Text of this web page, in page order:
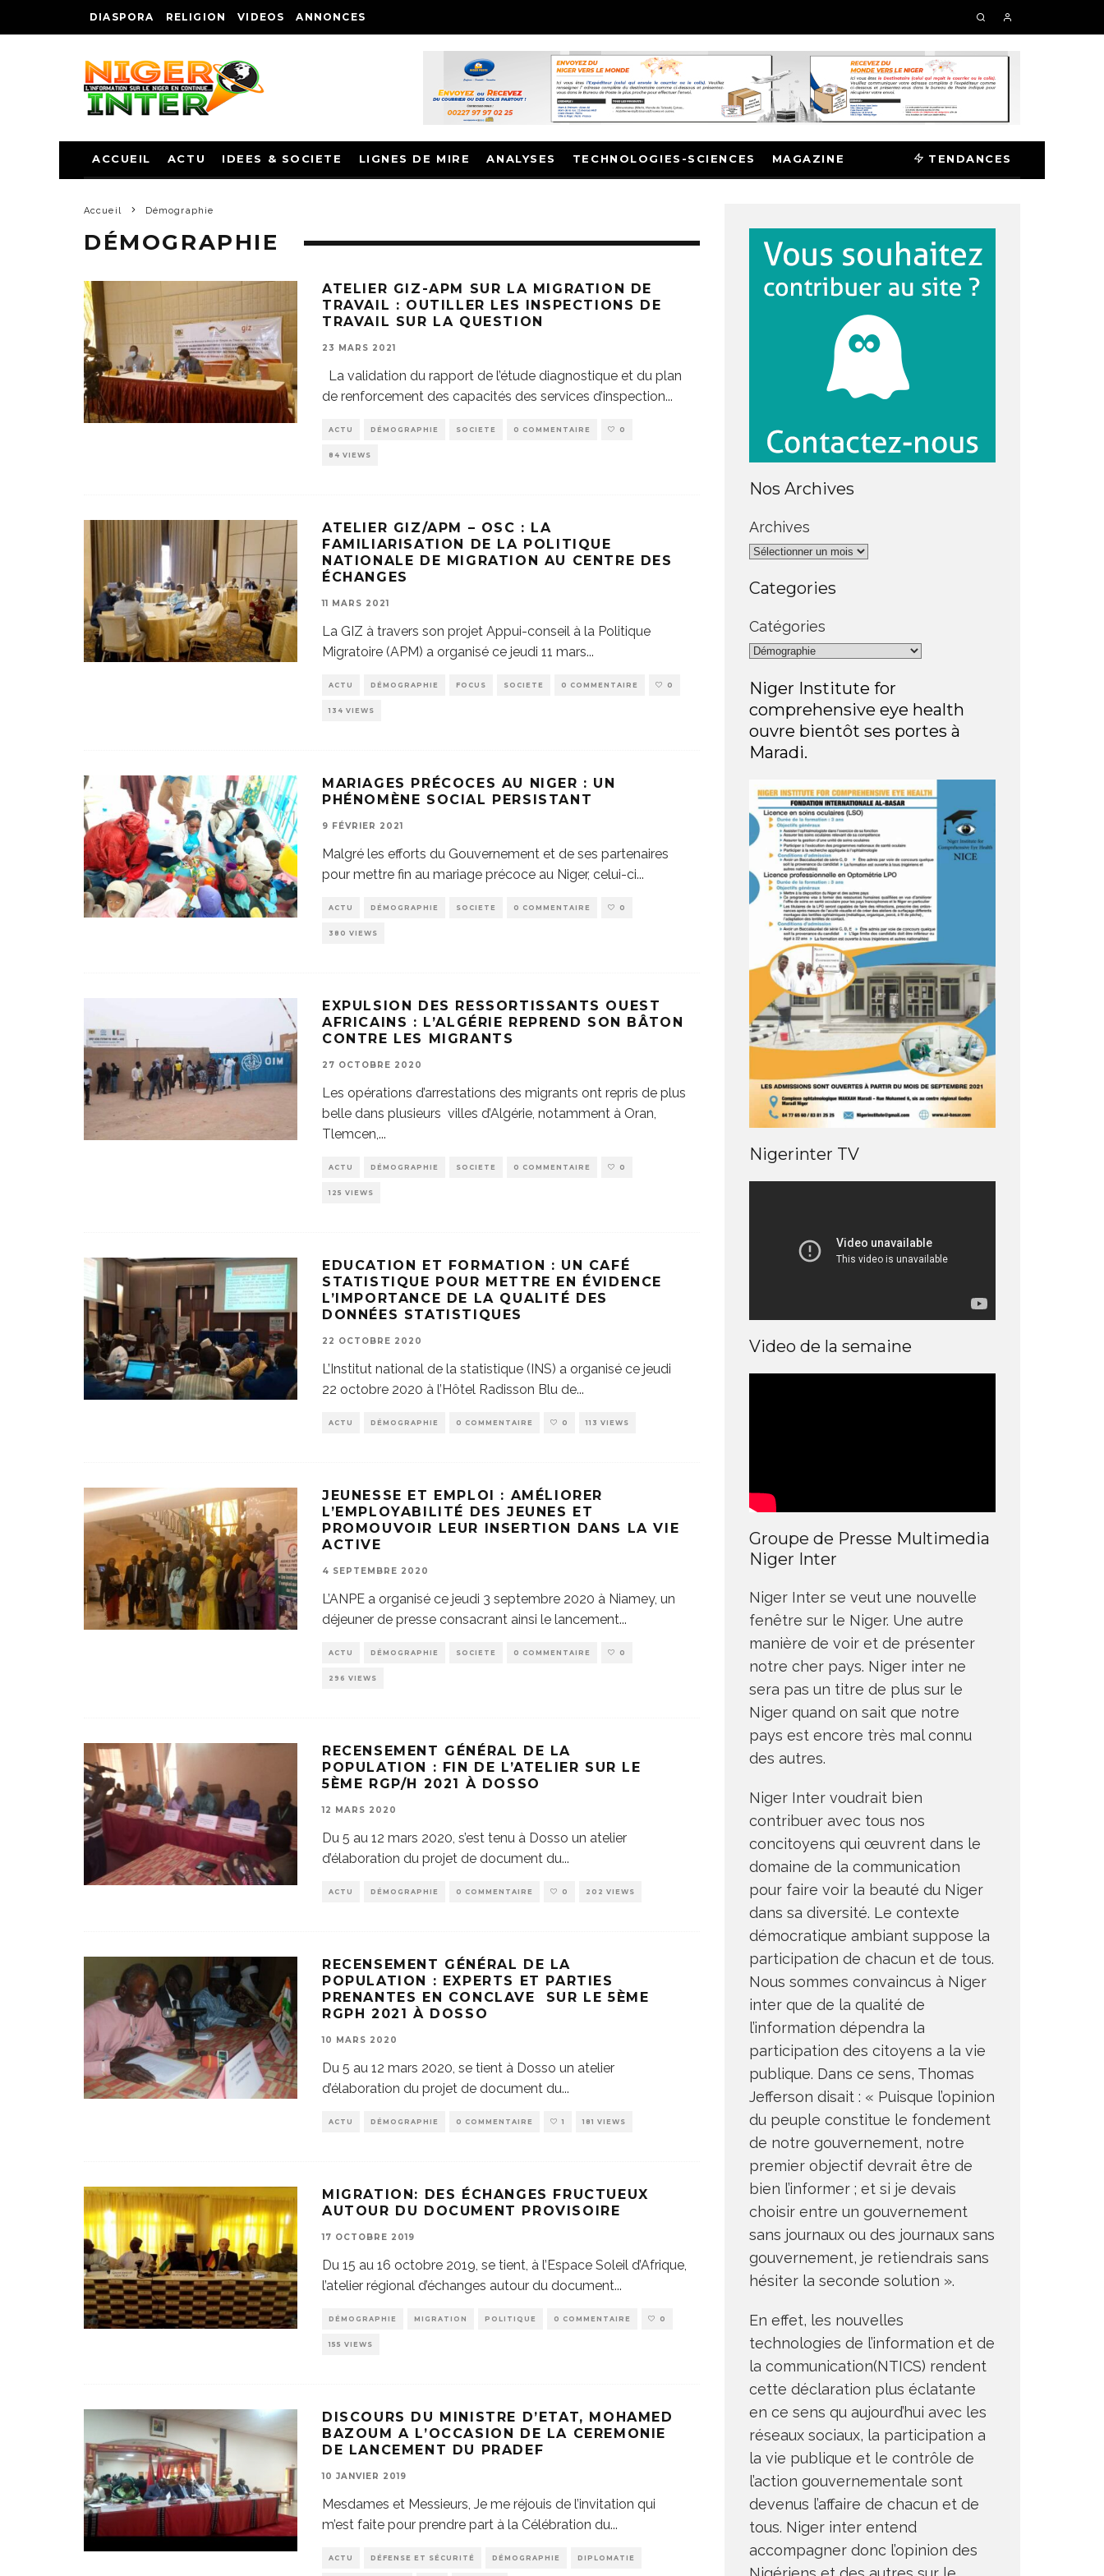
DIASPORA RELIGION VIDEOS ANNONCES
ACCUEIL ACTU IDEES & SOCIETE LIGNES DE MIRE ANALYSES TECHNOLOGIES-SCIENCES MAGAZINE TENDANCES
Accueil Démographie
DÉMOGRAPHIE
ATELIER GIZ-APM SUR LA MIGRATION DE
TRAVAIL : OUTILLER LES INSPECTIONS DE
TRAVAIL SUR LA QUESTION
23 MARS 2021
La validation du rapport de l’étude diagnostique et du plan
de renforcement des capacités des services d’inspection...
ACTU DÉMOGRAPHIE SOCIETE 0 COMMENTAIRE 0
84 VIEWS
ATELIER GIZ/APM – OSC : LA
FAMILIARISATION DE LA POLITIQUE
NATIONALE DE MIGRATION AU CENTRE DES
ÉCHANGES
11 MARS 2021
La GIZ à travers son projet Appui-conseil à la Politique
Migratoire (APM) a organisé ce jeudi 11 mars...
ACTU DÉMOGRAPHIE FOCUS SOCIETE 0 COMMENTAIRE 0
134 VIEWS
MARIAGES PRÉCOCES AU NIGER : UN
PHÉNOMÈNE SOCIAL PERSISTANT
9 FÉVRIER 2021
Malgré les efforts du Gouvernement et de ses partenaires
pour mettre fin au mariage précoce au Niger, celui-ci...
ACTU DÉMOGRAPHIE SOCIETE 0 COMMENTAIRE 0
380 VIEWS
EXPULSION DES RESSORTISSANTS OUEST
AFRICAINS : L’ALGÉRIE REPREND SON BÂTON
CONTRE LES MIGRANTS
27 OCTOBRE 2020
Les opérations d’arrestations des migrants ont repris de plus
belle dans plusieurs villes d’Algérie, notamment à Oran,
Tlemcen,...
ACTU DÉMOGRAPHIE SOCIETE 0 COMMENTAIRE 0
125 VIEWS
EDUCATION ET FORMATION : UN CAFÉ
STATISTIQUE POUR METTRE EN ÉVIDENCE
L’IMPORTANCE DE LA QUALITÉ DES
DONNÉES STATISTIQUES
22 OCTOBRE 2020
L’Institut national de la statistique (INS) a organisé ce jeudi
22 octobre 2020 à l’Hôtel Radisson Blu de...
ACTU DÉMOGRAPHIE 0 COMMENTAIRE 0 113 VIEWS
JEUNESSE ET EMPLOI : AMÉLIORER
L’EMPLOYABILITÉ DES JEUNES ET
PROMOUVOIR LEUR INSERTION DANS LA VIE
ACTIVE
4 SEPTEMBRE 2020
L’ANPE a organisé ce jeudi 3 septembre 2020 à Niamey, un
déjeuner de presse consacrant ainsi le lancement...
ACTU DÉMOGRAPHIE SOCIETE 0 COMMENTAIRE 0
296 VIEWS
RECENSEMENT GÉNÉRAL DE LA
POPULATION : FIN DE L’ATELIER SUR LE
5ÈME RGP/H 2021 À DOSSO
12 MARS 2020
Du 5 au 12 mars 2020, s’est tenu à Dosso un atelier
d’élaboration du projet de document du...
ACTU DÉMOGRAPHIE 0 COMMENTAIRE 0 202 VIEWS
RECENSEMENT GÉNÉRAL DE LA
POPULATION : EXPERTS ET PARTIES
PRENANTES EN CONCLAVE SUR LE 5ÈME
RGPH 2021 À DOSSO
10 MARS 2020
Du 5 au 12 mars 2020, se tient à Dosso un atelier
d’élaboration du projet de document du...
ACTU DÉMOGRAPHIE 0 COMMENTAIRE 1 181 VIEWS
MIGRATION: DES ÉCHANGES FRUCTUEUX
AUTOUR DU DOCUMENT PROVISOIRE
17 OCTOBRE 2019
Du 15 au 16 octobre 2019, se tient, à l’Espace Soleil d’Afrique,
l’atelier régional d’échanges autour du document...
DÉMOGRAPHIE MIGRATION POLITIQUE 0 COMMENTAIRE 0
155 VIEWS
DISCOURS DU MINISTRE D’ETAT, MOHAMED
BAZOUM A L’OCCASION DE LA CEREMONIE
DE LANCEMENT DU PRADEF
10 JANVIER 2019
Mesdames et Messieurs, Je me réjouis de l’invitation qui
m’est faite pour prendre part à la Célébration du...
ACTU DÉFENSE ET SÉCURITÉ DÉMOGRAPHIE DIPLOMATIE
Nos Archives
Archives
Categories
Catégories
Niger Institute for
comprehensive eye health
ouvre bientôt ses portes à
Maradi.
Nigerinter TV
Video de la semaine
Groupe de Presse Multimedia
Niger Inter
Niger Inter se veut une nouvelle
fenêtre sur le Niger. Une autre
manière de voir et de présenter
notre cher pays. Niger inter ne
sera pas un titre de plus sur le
Niger quand on sait que notre
pays est encore très mal connu
des autres.
Niger Inter voudrait bien
contribuer avec tous nos
concitoyens qui œuvrent dans le
domaine de la communication
pour faire voir la beauté du Niger
dans sa diversité. Le contexte
démocratique ambiant suppose la
participation de chacun et de tous.
Nous sommes convaincus à Niger
inter que de la qualité de
l’information dépendra la
participation des citoyens a la vie
publique. Dans ce sens, Thomas
Jefferson disait : « Puisque l’opinion
du peuple constitue le fondement
de notre gouvernement, notre
premier objectif devrait être de
bien l’informer ; et si je devais
choisir entre un gouvernement
sans journaux ou des journaux sans
gouvernement, je retiendrais sans
hésiter la seconde solution ».
En effet, les nouvelles
technologies de l’information et de
la communication(NTICS) rendent
cette déclaration plus éclatante
en ce sens qu aujourd’hui avec les
réseaux sociaux, la participation a
la vie publique et le contrôle de
l’action gouvernementale sont
devenus l’affaire de chacun et de
tous. Niger inter entend
accompagner donc l’opinion des